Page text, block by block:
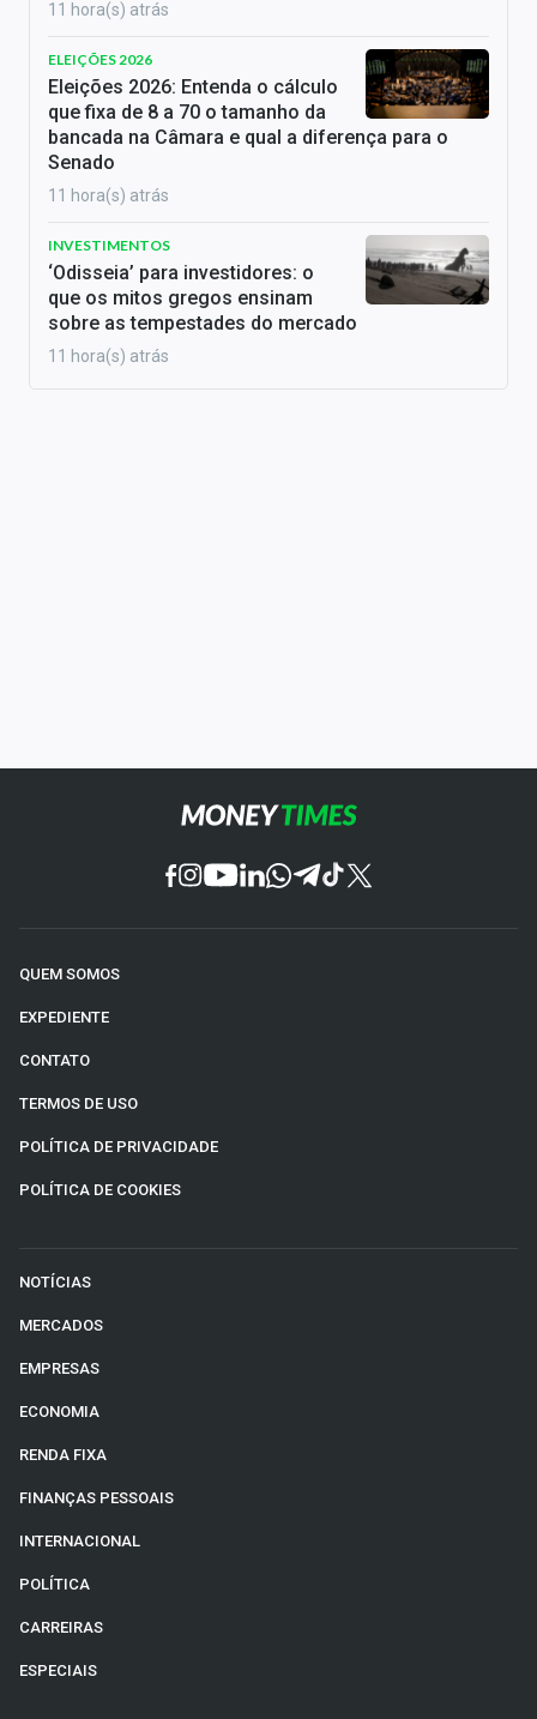
11 hora(s) atrás
ELEIÇÕES 2026
Eleições 2026: Entenda o cálculo
que fixa de 8 a 70 o tamanho da
bancada na Câmara e qual a diferença para o
Senado
11 hora(s) atrás
INVESTIMENTOS
‘Odisseia’ para investidores: o
que os mitos gregos ensinam
sobre as tempestades do mercado
11 hora(s) atrás
QUEM SOMOS
EXPEDIENTE
CONTATO
TERMOS DE USO
POLÍTICA DE PRIVACIDADE
POLÍTICA DE COOKIES
NOTÍCIAS
MERCADOS
EMPRESAS
ECONOMIA
RENDA FIXA
FINANÇAS PESSOAIS
INTERNACIONAL
POLÍTICA
CARREIRAS
ESPECIAIS